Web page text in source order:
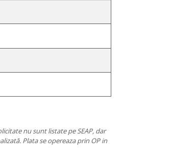
nu sunt listate pe SEAP, dar
Plata se opereaza prin OP in